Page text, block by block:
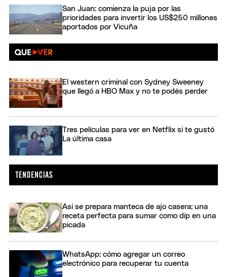
San Juan: comienza la puja por las
prioridades para invertir los US$250 millones
aportados por Vicuña
El western criminal con Sydney Sweeney
que llegó a HBO Max y no te podés perder
Tres películas para ver en Netflix si te gustó
La última casa
Así se prepara manteca de ajo casera: una
receta perfecta para sumar como dip en una
picada
WhatsApp: cómo agregar un correo
electrónico para recuperar tu cuenta